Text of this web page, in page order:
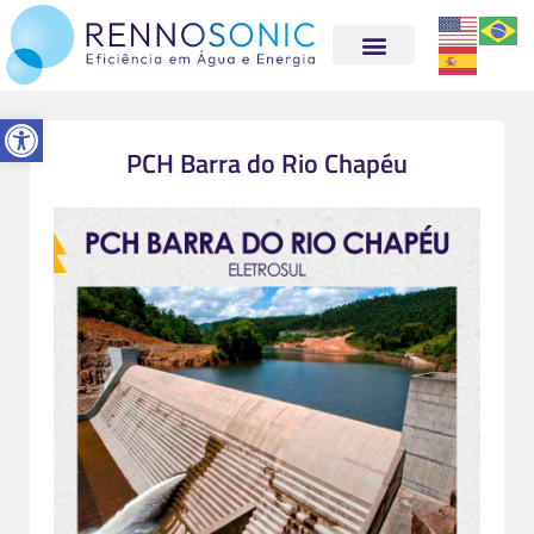
Abrir a barra de ferramentas
PCH Barra do Rio Chapéu